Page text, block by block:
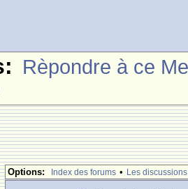
Rèpondre à ce
Options: Index des forums • Les discussions